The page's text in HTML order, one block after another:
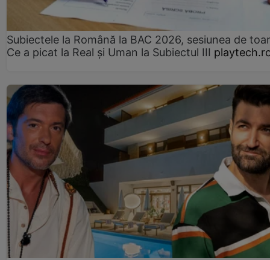
Subiectele la Română la BAC 2026, sesiunea de
Ce a picat la Real și Uman la Subiectul III